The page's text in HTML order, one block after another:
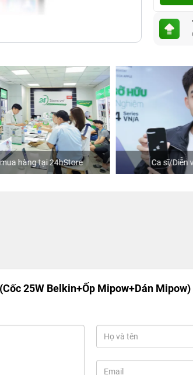
tại 24hStore Ca sĩ/Diễn viên
25W Belkin+Ốp Mipow+Dán Mipow)